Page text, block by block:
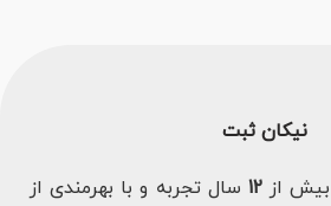
نیکان ثبت
از 12 سال تجربه و با بهرمندی از